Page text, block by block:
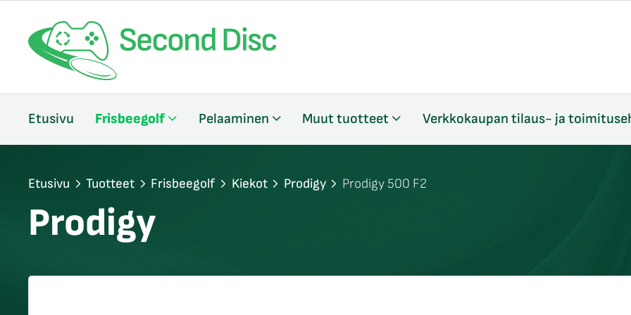
Etusivu Frisbeegolf Pelaaminen Muut tuotteet Verkkokaupan tilaus- ja
Etusivu Tuotteet Frisbeegolf Kiekot Prodigy Prodigy 500 F2
Prodigy
sulje
sulje
sulje